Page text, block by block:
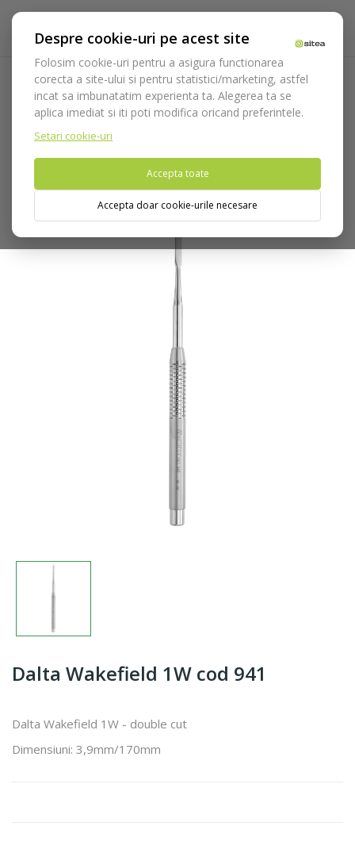
Despre cookie-uri pe acest site
Folosim cookie-uri pentru a asigura functionarea
corecta a site-ului si pentru statistici/marketing, astfel
incat sa imbunatatim experienta ta. Alegerea ta se
aplica imediat si iti poti modifica oricand preferintele.
Setari cookie-uri
Accepta toate
Accepta doar cookie-urile necesare
Acasa Instrumentar Chirurgie si implantologie
Dalta Wakefield 1W cod 941
Nu puteti plasa comenzi din tara din care accesati website-ul
Dalta Wakefield 1W cod 941
Dalta Wakefield 1W - double cut
Dimensiuni: 3,9mm/170mm